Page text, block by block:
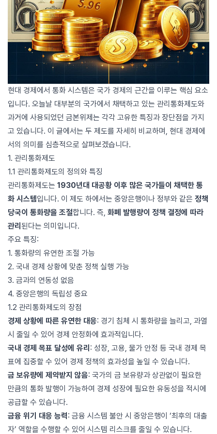
현대 경제에서 통화 시스템은 국가 경제의 근간을 이루는 핵심 요소
입니다. 오늘날 대부분의 국가에서 채택하고 있는 관리통화제도와
과거에 사용되었던 금본위제는 각각 고유한 특징과 장단점을 가지
고 있습니다. 이 글에서는 두 제도를 자세히 비교하며, 현대 경제에
서의 의미를 심층적으로 살펴보겠습니다.
1. 관리통화제도
1.1 관리통화제도의 정의와 특징
관리통화제도는 1930년대 대공황 이후 많은 국가들이 채택한 통
화 시스템입니다. 이 제도 하에서는 중앙은행이나 정부와 같은 정책
당국이 통화량을 조절합니다. 즉, 화폐 발행량이 정책 결정에 따라
관리 된다는 의미입니다.
주요 특징:
1. 통화량의 유연한 조절 가능
2. 국내 경제 상황에 맞춘 정책 실행 가능
3. 금과의 연동성 없음
4. 중앙은행의 독립성 중요
1.2 관리통화제도의 장점
경제 상황에 따른 유연한 대응: 경기 침체 시 통화량을 늘리고, 과열
시 줄일 수 있어 경제 안정화에 효과적입니다.
국내 경제 목표 달성에 유리 : 성장, 고용, 물가 안정 등 국내 경제 목
표에 집중할 수 있어 경제 정책의 효과성을 높일 수 있습니다.
금 보유량에 제약받지 않음: 국가의 금 보유량과 상관없이 필요한
만큼의 통화 발행이 가능하여 경제 성장에 필요한 유동성을 적시에
공급할 수 있습니다.
금융 위기 대응 능력: 금융 시스템 불안 시 중앙은행이 ‘최후의 대출
자’ 역할을 수행할 수 있어 시스템 리스크를 줄일 수 있습니다.